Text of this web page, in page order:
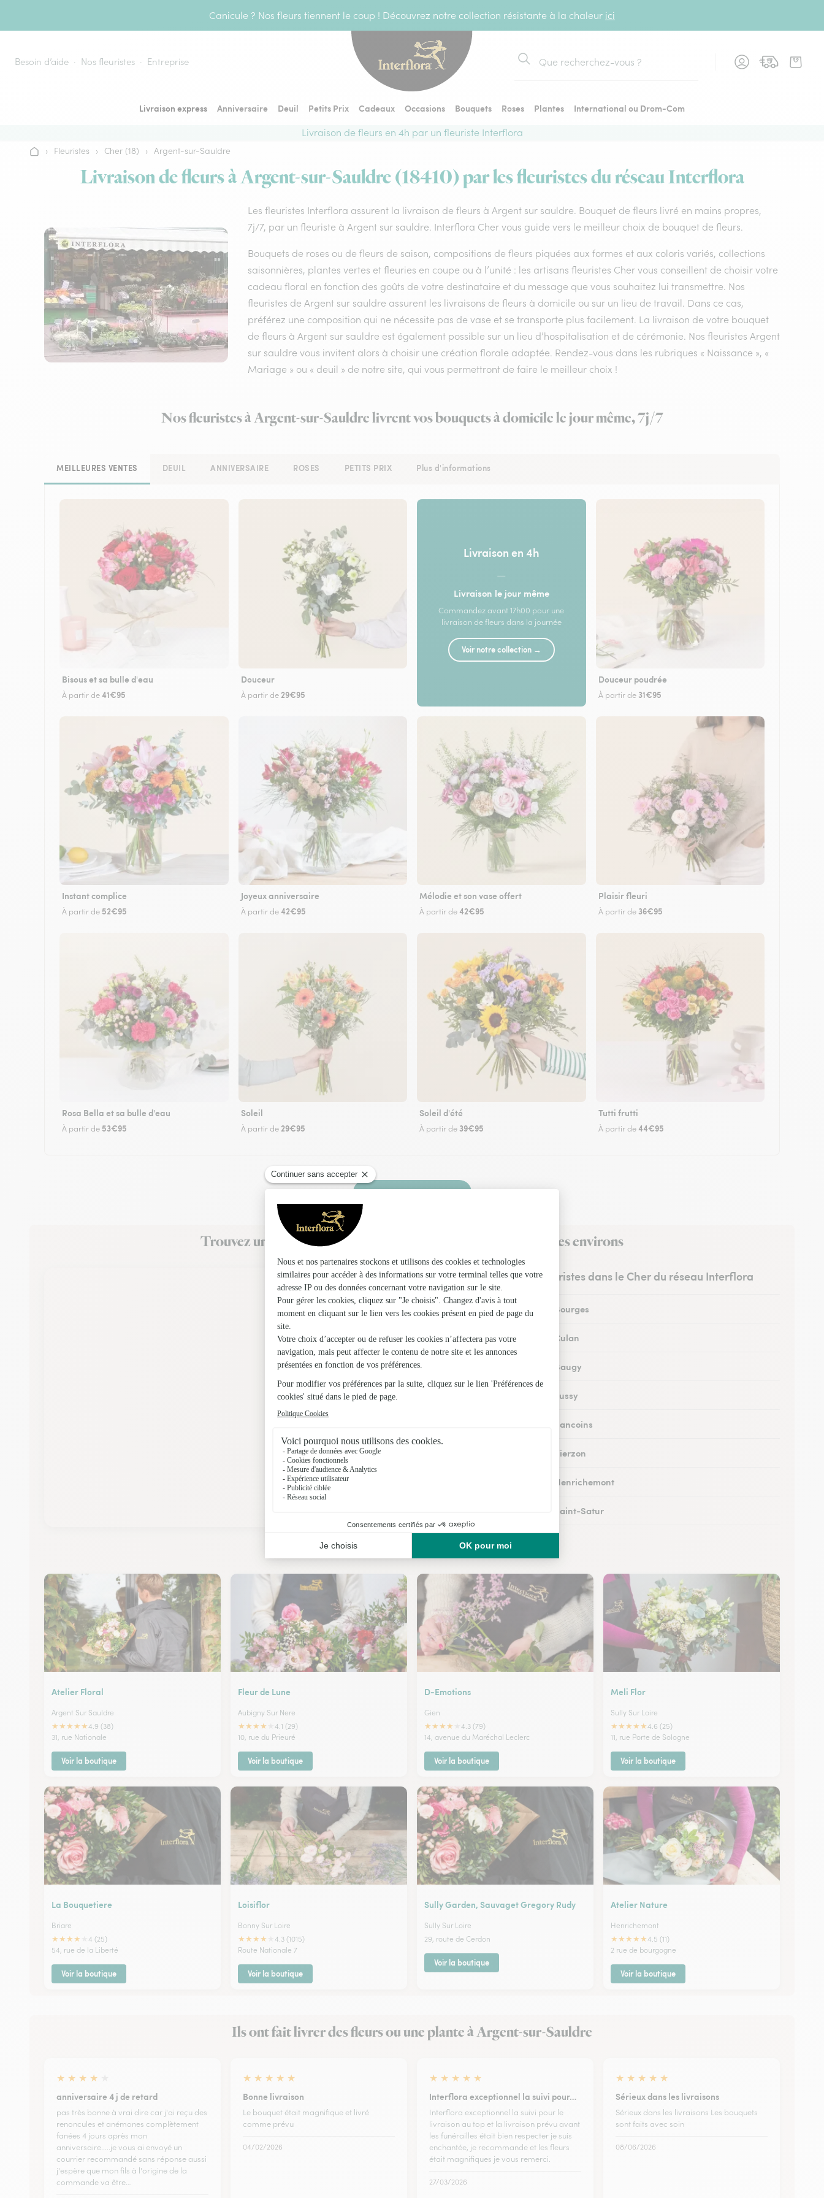
Canicule ? Nos fleurs tiennent le coup ! Découvrez notre collection résistante à la chaleur ici
Besoin d’aide Nos fleuristes Entreprise
Rechercher
Livraison express Anniversaire Deuil Petits Prix Cadeaux Occasions Bouquets Roses Plantes
International ou Drom-Com
Livraison de fleurs en 4h par un fleuriste Interflora
Accueil
› Fleuristes › Cher (18) › Argent-sur-Sauldre
Livraison de fleurs à Argent-sur-Sauldre (18410) par les fleuristes du réseau Interflora
Les fleuristes Interflora assurent la livraison de fleurs à Argent sur sauldre. Bouquet de fleurs livré en mains propres,
7j/7, par un fleuriste à Argent sur sauldre. Interflora Cher vous guide vers le meilleur choix de bouquet de fleurs.
Bouquets de roses ou de fleurs de saison, compositions de fleurs piquées aux formes et aux coloris variés, collections
saisonnières, plantes vertes et fleuries en coupe ou à l’unité : les artisans fleuristes Cher vous conseillent de choisir votre
cadeau floral en fonction des goûts de votre destinataire et du message que vous souhaitez lui transmettre. Nos
fleuristes de Argent sur sauldre assurent les livraisons de fleurs à domicile ou sur un lieu de travail. Dans ce cas,
préférez une composition qui ne nécessite pas de vase et se transporte plus facilement. La livraison de votre bouquet
de fleurs à Argent sur sauldre est également possible sur un lieu d’hospitalisation et de cérémonie. Nos fleuristes Argent
sur sauldre vous invitent alors à choisir une création florale adaptée. Rendez-vous dans les rubriques « Naissance », «
Mariage » ou « deuil » de notre site, qui vous permettront de faire le meilleur choix !
Nos fleuristes à Argent-sur-Sauldre livrent vos bouquets à domicile le jour même, 7j/7
MEILLEURES VENTES DEUIL ANNIVERSAIRE ROSES PETITS PRIX Plus d'informations
Bisous et sa bulle d'eau
À partir de41€95
Douceur
À partir de 29€95
Livraison en 4h
—
Livraison le jour même
Commandez avant 17h00 pour une
livraison de fleurs dans la journée
Voir notre collection →
Douceur poudrée
À partir de 31€95
Instant complice
À partir de 52€95
Joyeux anniversaire
À partir de42€95
Mélodie et son vase offert
À partir de42€95
Plaisir fleuri
À partir de 36€95
Rosa Bella et sa bulle d'eau
À partir de 53€95
Soleil
À partir de 29€95
Soleil d'été
À partir de 39€95
Tutti frutti
À partir de44€95
Faire livrer des fleurs
Trouvez un fleuriste Interflora à Argent-sur-Sauldre et dans ses environs
Les fleuristes dans le Cher du réseau Interflora
Fleuristes à Bourges
Fleuristes à Culan
Fleuristes à Baugy
Fleuristes à Fussy
Fleuristes à Sancoins
Fleuristes à Vierzon
Fleuristes à Henrichemont
Fleuristes à Saint-Satur
Nos fleuristes à Argent-sur-Sauldre
Atelier Floral
Argent Sur Sauldre
★★★★★4.9 (38)
31, rue Nationale
Voir la boutique
Fleur de Lune
Aubigny Sur Nere
★★★★
4.1 (29)
10, rue du Prieuré
Voir la boutique
D-Emotions
Gien
★★★★
4.3 (79)
14, avenue du Maréchal Leclerc
Voir la boutique
Meli Flor
Sully Sur Loire
★★★★★4.6 (25)
11, rue Porte de Sologne
Voir la boutique
La Bouquetiere
Briare
★★★★
4 (25)
54, rue de la Liberté
Voir la boutique
Loisiflor
Bonny Sur Loire
★★★★
4.3 (1015)
Route Nationale 7
Voir la boutique
Sully Garden, Sauvaget Gregory Rudy
Sully Sur Loire
29, route de Cerdon
Voir la boutique
Atelier Nature
Henrichemont
★★★★★4.5 (11)
2 rue de bourgogne
Voir la boutique
Ils ont fait livrer des fleurs ou une plante à Argent-sur-Sauldre
★ ★ ★ ★
anniversaire 4 j de retard
pas très bonne à vrai dire car j'ai reçu des
renoncules et anémones complètement
fanées 4 jours après mon
anniversaire.....je vous ai envoyé un
courrier recommandé sans réponse aussi
j'espère que mon fils à l'origine de la
commande va être…
★ ★ ★ ★ ★
Bonne livraison
Le bouquet était magnifique et livré
comme prévu
04/02/2026
★ ★ ★ ★ ★
Interflora exceptionnel la suivi pour…
Interflora exceptionnel la suivi pour le
livraison au top et la livraison prévu avant
les funérailles était bien respecter je suis
enchantée, je recommande et les fleurs
était magnifiques je vous remerci.
27/03/2026
★ ★ ★ ★ ★
Sérieux dans les livraisons
Sérieux dans les livraisons Les bouquets
sont faits avec soin
08/06/2026